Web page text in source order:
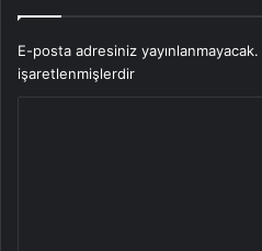
E-posta adresiniz yayınlanmayacak.
işaretlenmişlerdir